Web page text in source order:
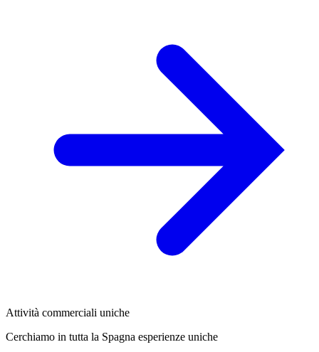
Attività commerciali uniche
Cerchiamo in tutta la Spagna esperienze uniche